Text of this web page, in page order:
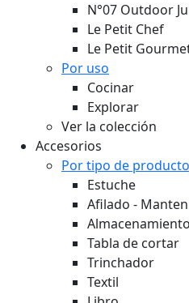
N°07 Outdoor
Le Petit Chef
Le Petit
Por uso
Cocinar
Explorar
Ver la colección
Accesorios
Por tipo de producto
Estuche
Afilado -
Tabla de cortar
Trinchador
Textil